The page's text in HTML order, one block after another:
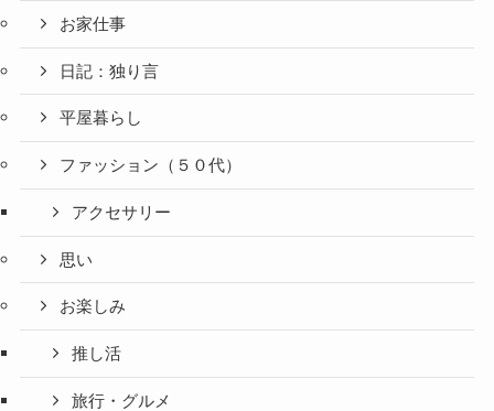
お家仕事
日記：独り言
平屋暮らし
ファッション（５０代）
アクセサリー
思い
お楽しみ
推し活
旅行・グルメ